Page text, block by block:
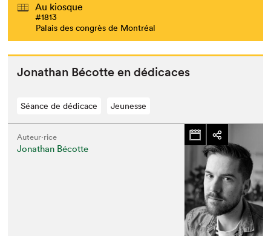
Au kiosque
#1813
Palais des congrès de Montréal
Jonathan Bécotte en dédicaces
Séance de dédicace Jeunesse
Auteur·rice
Jonathan Bécotte